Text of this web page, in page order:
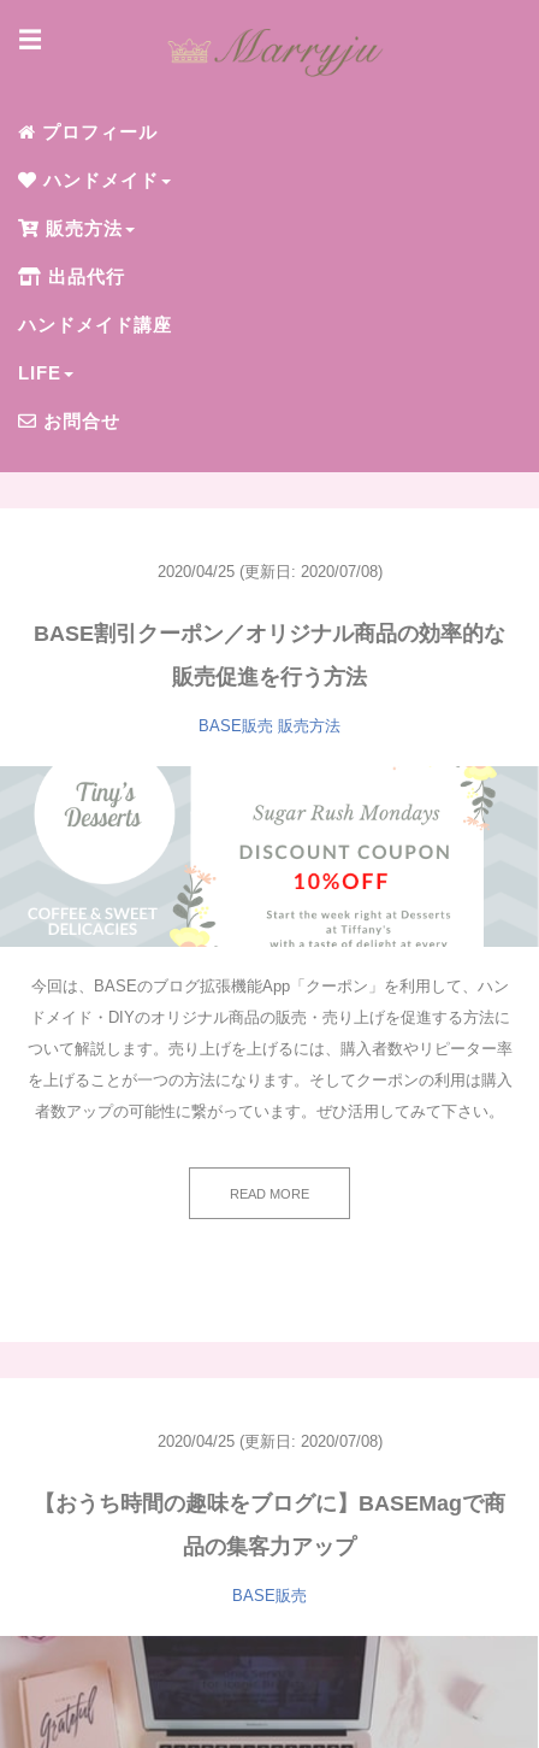
☰
プロフィール
ハンドメイド
販売方法
出品代行
ハンドメイド講座
LIFE
お問合せ
2020/04/25 (更新日: 2020/07/08)
BASE割引クーポン／オリジナル商品の効率的な
販売促進を行う方法
BASE販売 販売方法
今回は、BASEのブログ拡張機能App「クーポン」を利用して、ハン
ドメイド・DIYのオリジナル商品の販売・売り上げを促進する方法に
ついて解説します。売り上げを上げるには、購入者数やリピーター率
を上げることが一つの方法になります。そしてクーポンの利用は購入
者数アップの可能性に繋がっています。ぜひ活用してみて下さい。
READ MORE
2020/04/25 (更新日: 2020/07/08)
【おうち時間の趣味をブログに】BASEMagで商
品の集客力アップ
BASE販売